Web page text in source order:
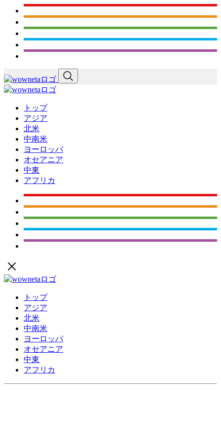
トップ
アジア
北米
中南米
ヨーロッパ
オセアニア
中東
アフリカ
トップ
アジア
北米
中南米
ヨーロッパ
オセアニア
中東
アフリカ